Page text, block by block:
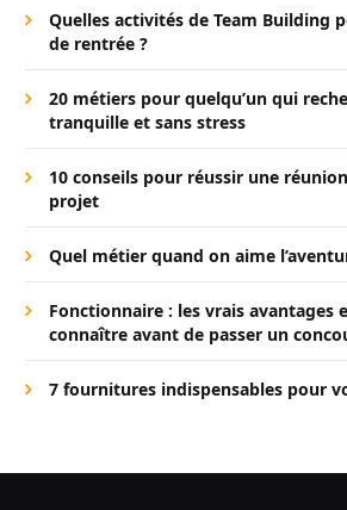
Quelles activités de Team Building
de rentrée ?
20 métiers pour quelqu’un qui
tranquille et sans stress
10 conseils pour réussir une
projet
Quel métier quand on aime
Fonctionnaire : les vrais avantages
connaître avant de passer un
7 fournitures indispensables pour